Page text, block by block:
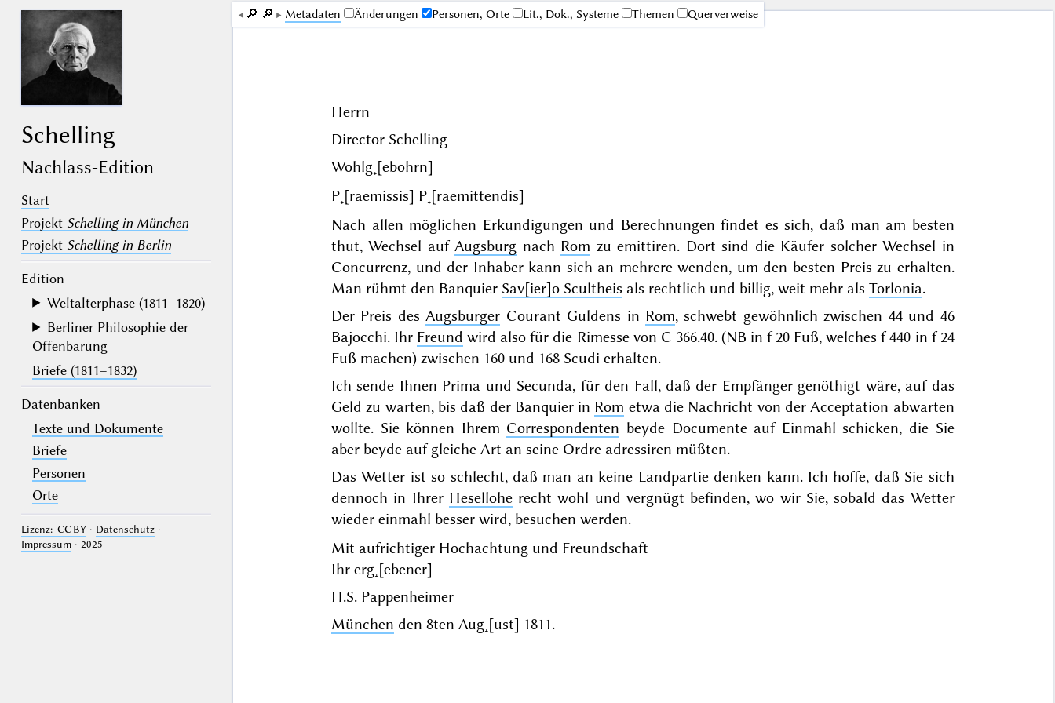
Schelling
Nachlass-Edition
Start
Projekt Schelling in München
Projekt Schelling in Berlin
Edition
Weltalterphase (1811–1820)
Berliner Philosophie der
Offenbarung
Briefe (1811–1832)
Datenbanken
Texte und Dokumente
Briefe
Personen
Orte
Lizenz: CC BY· Datenschutz·
Impressum· 2025
🔎︎ 🔎︎ Me­ta­da­ten Änderungen Personen, Orte Lit., Dok., Systeme Themen Querverweise
Herrn
Director Schelling
Wohlg˖[ebohrn]
P˖[raemissis] P˖[raemittendis]
Nach allen möglichen Erkundigungen und Berechnungen findet es sich, daß man am besten
thut, Wechsel aufAugsburg nach Rom zu emittiren. Dort sind die Käufer solcher Wechsel in
Concurrenz, und der Inhaber kann sich an mehrere wenden, um den besten Preis zu erhalten.
Man rühmt den Banquier Sav[ier]o Scultheis als rechtlich und billig, weit mehr als Torlonia.
Der Preis desAugsburger Courant Guldens in Rom, schwebt gewöhnlich zwischen 44 und 46
Bajocchi. Ihr Freund wird also für die Rimesse von C 366.40. (NB in f 20 Fuß, welches f 440 in f 24
Fuß machen) zwischen 160 und 168 Scudi erhalten.
Ich sende Ihnen Prima und Secunda, für den Fall, daß der Empfänger genöthigt wäre, auf das
Geld zu warten, bis daß der Banquier in Rom etwa die Nachricht von der Acceptation abwarten
wollte. Sie können Ihrem Correspondenten beyde Documente auf Einmahl schicken, die Sie
aber beyde auf gleiche Art an seine Ordreadressiren müßten. –
Das Wetter ist so schlecht, daß man an keine Landpartie denken kann. Ich hoffe, daß Sie sich
dennoch in Ihrer Heselloherecht wohl und vergnügt befinden, wo wir Sie, sobald das Wetter
wieder einmahl besser wird, besuchen werden.
Mit aufrichtiger Hochachtung und Freundschaft
Ihr erg˖[ebener]
H.S. Pappenheimer
München den 8ten Aug˖[ust] 1811.